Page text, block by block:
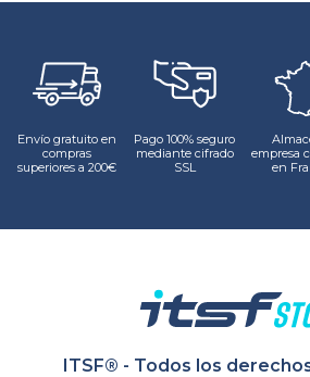
Envío gratuito en
compras
superiores a 200€
Pago 100% seguro
mediante cifrado
SSL
empresa
en
ITSF® - Todos los